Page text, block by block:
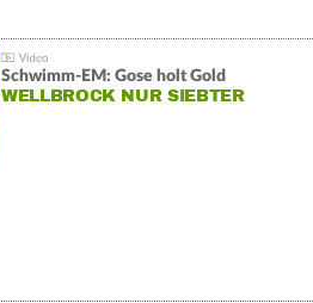
Schwimm-EM: Gose holt Gold
WELLBROCK NUR SIEBTER